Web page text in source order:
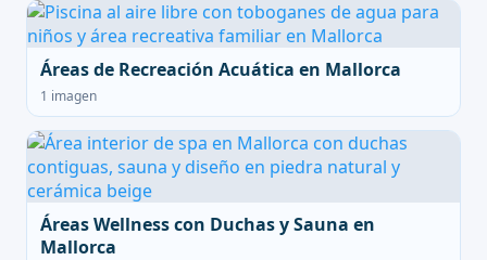
Áreas de Recreación Acuática en Mallorca
1 imagen
Áreas Wellness con Duchas y Sauna en
Mallorca